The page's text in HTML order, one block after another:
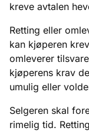
kreve avtalen
Retting eller
kan kjøperen
omleverer
kjøperens krav
umulig eller
Selgeren skal
rimelig tid.